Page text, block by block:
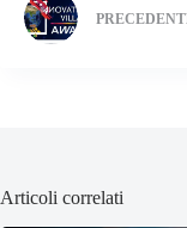
Articoli correlati